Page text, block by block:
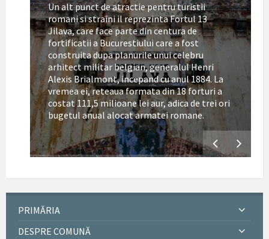
Un alt punct de atractie pentru turistii
romani si straini il reprezinta Fortul 13
Jilava, care face parte din centura de
fortificatii a Bucurestiului care a fost
construita dupa planurile unui celebru
arhitect militar belgian, generalul Henri
Alexis Brialmont, incepand cu anul 1884. La
vremea ei, reteaua formata din 18 forturi a
costat 111,5 milioane lei aur, adica de trei ori
bugetul anual alocat armatei romane.
PRIMĂRIA
DESPRE COMUNĂ